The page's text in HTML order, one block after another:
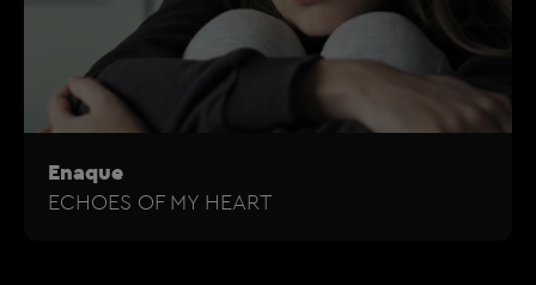
Enaque
ECHOES OF MY HEART